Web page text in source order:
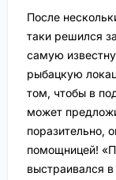
После
таки решился
самую
рыбацкую
том, чтобы в
может
поразительно,
помощницей!
выстраивался